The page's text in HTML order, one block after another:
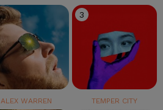
ALEX WARREN
3
TEMPER CITY